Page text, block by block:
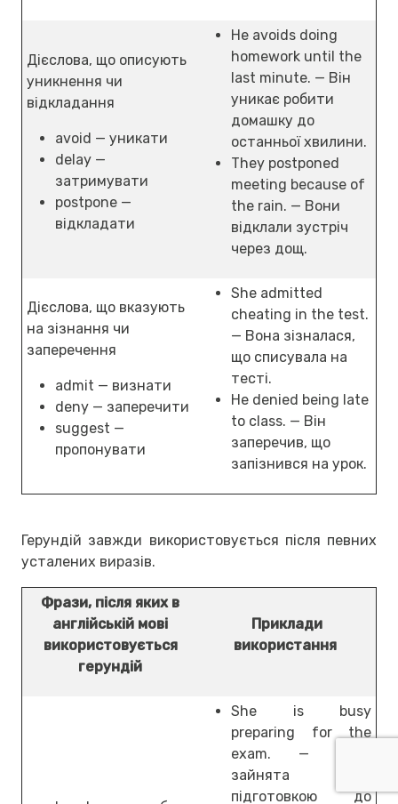
Дієслова, що описують
уникнення чи
відкладання
avoid — уникати
delay —
затримувати
postpone —
відкладати
He avoids doing
homework until the
last minute. — Він
уникає робити
домашку до
останньої хвилини.
They postponed
meeting because of
the rain. — Вони
відклали зустріч
через дощ.
Дієслова, що вказують
на зізнання чи
заперечення
admit — визнати
deny — заперечити
suggest —
пропонувати
She admitted
cheating in the test.
— Вона зізналася,
що списувала на
тесті.
He denied being late
to class. — Він
заперечив, що
запізнився на урок.
Герундій завжди використовується після певних
усталених виразів.
Фрази, після яких в
англійській мові
використовується
герундій
Приклади
використання
She is busy
preparing for the
exam. — Вона
зайнята
підготовкою до